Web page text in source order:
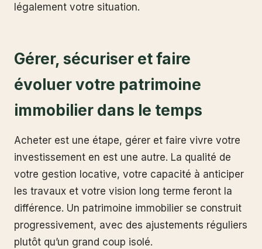
légalement votre situation.
Gérer, sécuriser et faire
évoluer votre patrimoine
immobilier dans le temps
Acheter est une étape, gérer et faire vivre votre
investissement en est une autre. La qualité de
votre gestion locative, votre capacité à anticiper
les travaux et votre vision long terme feront la
différence. Un patrimoine immobilier se construit
progressivement, avec des ajustements réguliers
plutôt qu’un grand coup isolé.